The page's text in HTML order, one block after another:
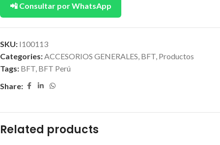
📲 Consultar por WhatsApp
SKU: I100113
Categories:ACCESORIOS GENERALES, BFT, Productos
Tags: BFT, BFT Perú
Share:
Related products